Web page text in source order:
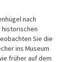
nach
historischen
Sie die
ins Museum
früher auf dem